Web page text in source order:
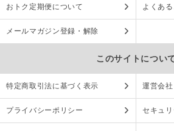
おトク定期便について よくあ
メールマガジン登録・解除
このサイトについ
特定商取引法に基づく表示 運営会社
プライバシーポリシー セキュ